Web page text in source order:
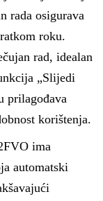
rada osigurava
roku.
rad, idealan
„Slijedi
prilagođava
korištenja.
ima
automatski